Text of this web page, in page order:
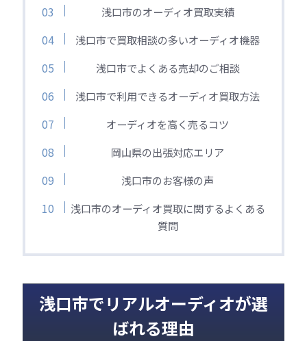
浅口市のオーディオ買取実績
浅口市で買取相談の多いオーディオ機器
浅口市でよくある売却のご相談
浅口市で利用できるオーディオ買取方法
オーディオを高く売るコツ
岡山県の出張対応エリア
浅口市のお客様の声
浅口市のオーディオ買取に関するよくある
質問
浅口市でリアルオーディオが選
ばれる理由